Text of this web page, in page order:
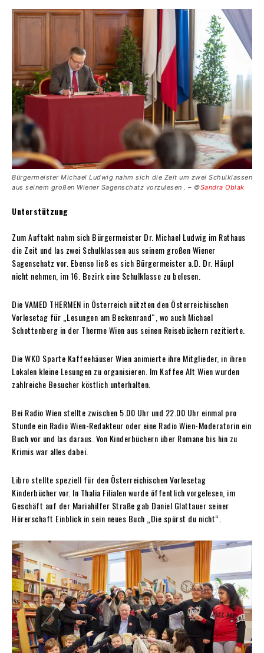
Bürgermeister Michael Ludwig nahm sich die Zeit um zwei Schulklassen
aus seinem großen Wiener Sagenschatz vorzulesen . – ©Sandra Oblak
Unterstützung
Zum Auftakt nahm sich Bürgermeister Dr. Michael Ludwig im Rathaus
die Zeit und las zwei Schulklassen aus seinem großen Wiener
Sagenschatz vor. Ebenso ließ es sich Bürgermeister a.D. Dr. Häupl
nicht nehmen, im 16. Bezirk eine Schulklasse zu belesen.
Die VAMED THERMEN in Österreich nützten den Österreichischen
Vorlesetag für „Lesungen am Beckenrand“, wo auch Michael
Schottenberg in der Therme Wien aus seinen Reisebüchern rezitierte.
Die WKO Sparte Kaffeehäuser Wien animierte ihre Mitglieder, in ihren
Lokalen kleine Lesungen zu organisieren. Im Kaffee Alt Wien wurden
zahlreiche Besucher köstlich unterhalten.
Bei Radio Wien stellte zwischen 5.00 Uhr und 22.00 Uhr einmal pro
Stunde ein Radio Wien-Redakteur oder eine Radio Wien-Moderatorin ein
Buch vor und las daraus. Von Kinderbüchern über Romane bis hin zu
Krimis war alles dabei.
Libro stellte speziell für den Österreichischen Vorlesetag
Kinderbücher vor. In Thalia Filialen wurde öffentlich vorgelesen, im
Geschäft auf der Mariahilfer Straße gab Daniel Glattauer seiner
Hörerschaft Einblick in sein neues Buch „Die spürst du nicht“.